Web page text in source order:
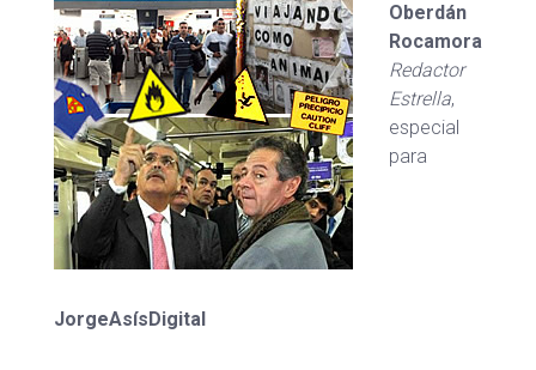
Oberdán
Rocamora
Redactor
Estrella,
especial
para
JorgeAsísDigital